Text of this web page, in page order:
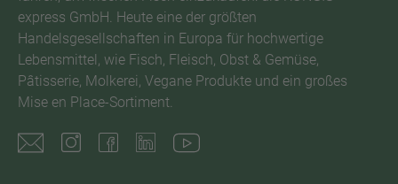
express GmbH. Heute eine der größten
Handelsgesellschaften in Europa für hochwertige
Lebensmittel, wie Fisch, Fleisch, Obst & Gemüse,
Pâtisserie, Molkerei, Vegane Produkte und ein großes
Mise en Place-Sortiment.